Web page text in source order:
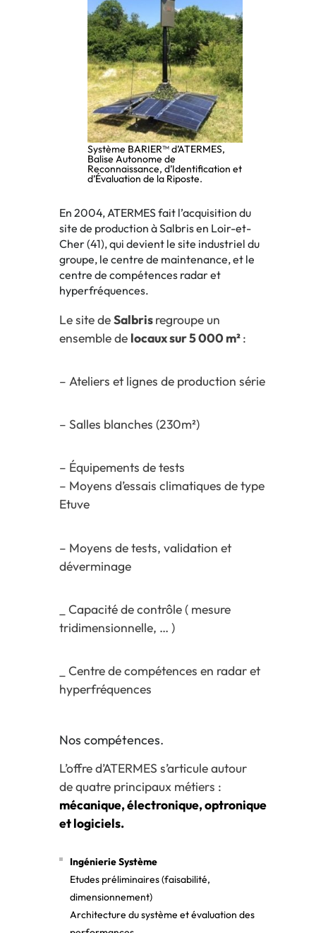
Système BARIER™ d’ATERMES,
Balise Autonome de
Reconnaissance, d’Identification et
d’Évaluation de la Riposte.
En 2004,ATERMES fait l’acquisition du
site de production à Salbris en Loir-et-
Cher (41), qui devient le site industriel du
groupe, le centre de maintenance, et le
centre de compétences radar et
hyperfréquences.
Le site deSalbrisregroupe un
ensemble de locaux sur 5 000 m²:
– Ateliers et lignes de production série
– Salles blanches (230m²)
– Équipements de tests
– Moyens d’essais climatiques de type
Etuve
– Moyens de tests, validation et
déverminage
_ Capacité de contrôle ( mesure
tridimensionnelle, … )
_ Centre de compétences en radar et
hyperfréquences
Nos compétences.
L’offre d’ATERMES s’articule autour
de quatre principaux métiers :
mécanique, électronique, optronique
et logiciels.
Ingénierie Système
Etudes préliminaires (faisabilité,
dimensionnement)
Architecture du système et évaluation des